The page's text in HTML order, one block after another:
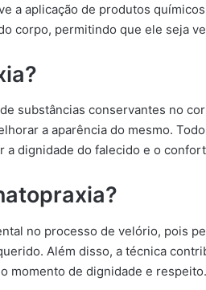
a aplicação de produtos
corpo, permitindo que ele seja
substâncias conservantes no
a aparência do mesmo.
a dignidade do falecido e o
no processo de velório, pois
Além disso, a técnica
momento de dignidade e respeito.